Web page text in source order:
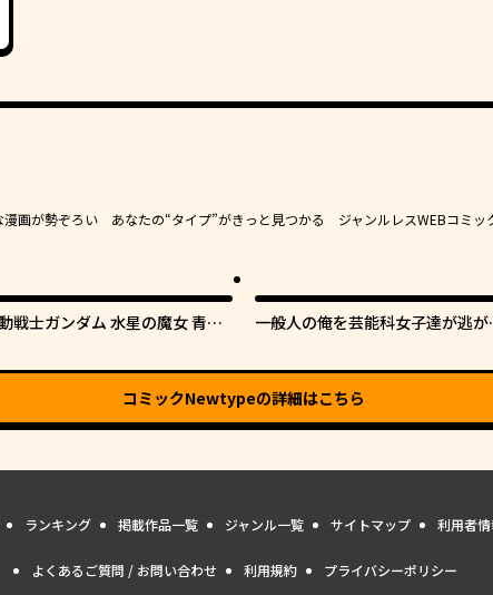
画が勢ぞろい あなたの“タイプ”がきっと見つかる ジャンルレスWEBコミッ
戦士ガンダム 水星の魔女 青春
一般人の俺を芸能科女子達が逃が
コミックNewtypeの詳細はこちら
ランキング 掲載作品一覧 ジャンル一覧 サイトマップ 利用者
よくあるご質問 / お問い合わせ 利用規約 プライバシーポリシー